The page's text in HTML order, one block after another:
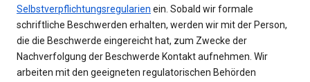
Selbstverpflichtungsregularien ein. Sobald wir formale
schriftliche Beschwerden erhalten, werden wir mit der Person,
die die Beschwerde eingereicht hat, zum Zwecke der
Nachverfolgung der Beschwerde Kontakt aufnehmen. Wir
arbeiten mit den geeigneten regulatorischen Behörden